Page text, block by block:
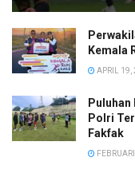
Kemala
APRIL 19,
Puluhan
Polri
Fakfak